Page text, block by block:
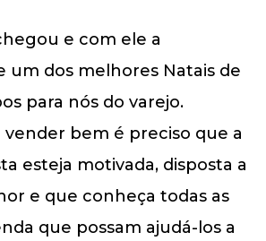
e com ele a
um dos melhores Natais de
para nós do varejo.
vender bem é preciso que a
esteja motivada, disposta a
e que conheça todas as
que possam ajudá-los a